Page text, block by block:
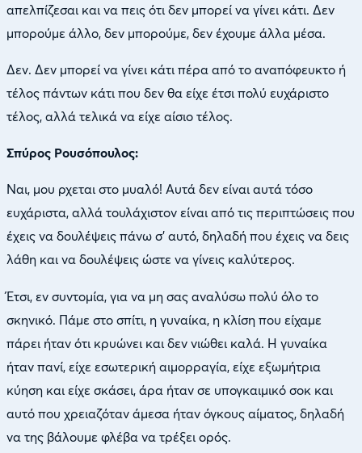
απελπίζεσαι και να πεις ότι δεν μπορεί να γίνει κάτι. Δεν
μπορούμε άλλο, δεν μπορούμε, δεν έχουμε άλλα μέσα.
Δεν. Δεν μπορεί να γίνει κάτι πέρα από το αναπόφευκτο ή
τέλος πάντων κάτι που δεν θα είχε έτσι πολύ ευχάριστο
τέλος, αλλά τελικά να είχε αίσιο τέλος.
Σπύρος Ρουσόπουλος:
Ναι, μου ρχεται στο μυαλό! Αυτά δεν είναι αυτά τόσο
ευχάριστα, αλλά τουλάχιστον είναι από τις περιπτώσεις που
έχεις να δουλέψεις πάνω σ’ αυτό, δηλαδή που έχεις να δεις
λάθη και να δουλέψεις ώστε να γίνεις καλύτερος.
Έτσι, εν συντομία, για να μη σας αναλύσω πολύ όλο το
σκηνικό. Πάμε στο σπίτι, η γυναίκα, η κλίση που είχαμε
πάρει ήταν ότι κρυώνει και δεν νιώθει καλά. Η γυναίκα
ήταν πανί, είχε εσωτερική αιμορραγία, είχε εξωμήτρια
κύηση και είχε σκάσει, άρα ήταν σε υπογκαιμικό σοκ και
αυτό που χρειαζόταν άμεσα ήταν όγκους αίματος, δηλαδή
να της βάλουμε φλέβα να τρέξει ορός.